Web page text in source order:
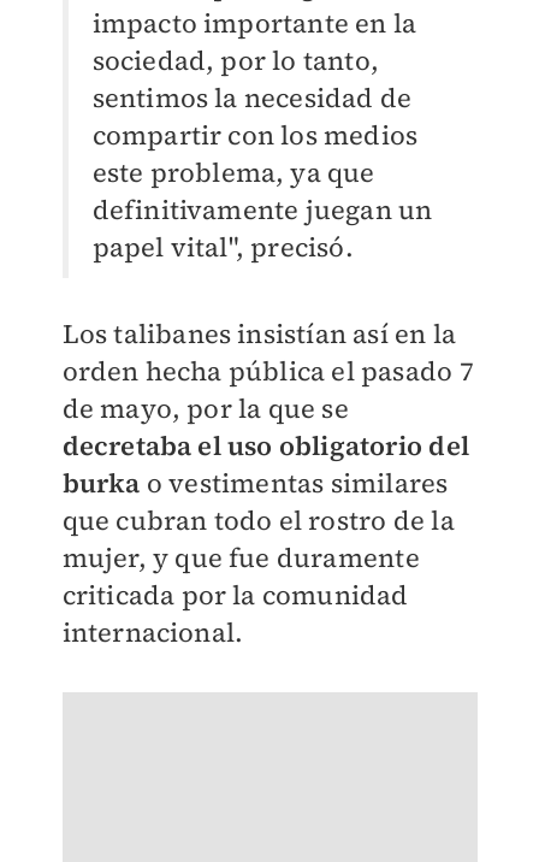
impacto importante en la
sociedad, por lo tanto,
sentimos la necesidad de
compartir con los medios
este problema, ya que
definitivamente juegan un
papel vital", precisó.
Los talibanes insistían así en la
orden hecha pública el pasado 7
de mayo, por la que se
decretaba el uso obligatorio del
burka o vestimentas similares
que cubran todo el rostro de la
mujer, y que fue duramente
criticada por la comunidad
internacional.